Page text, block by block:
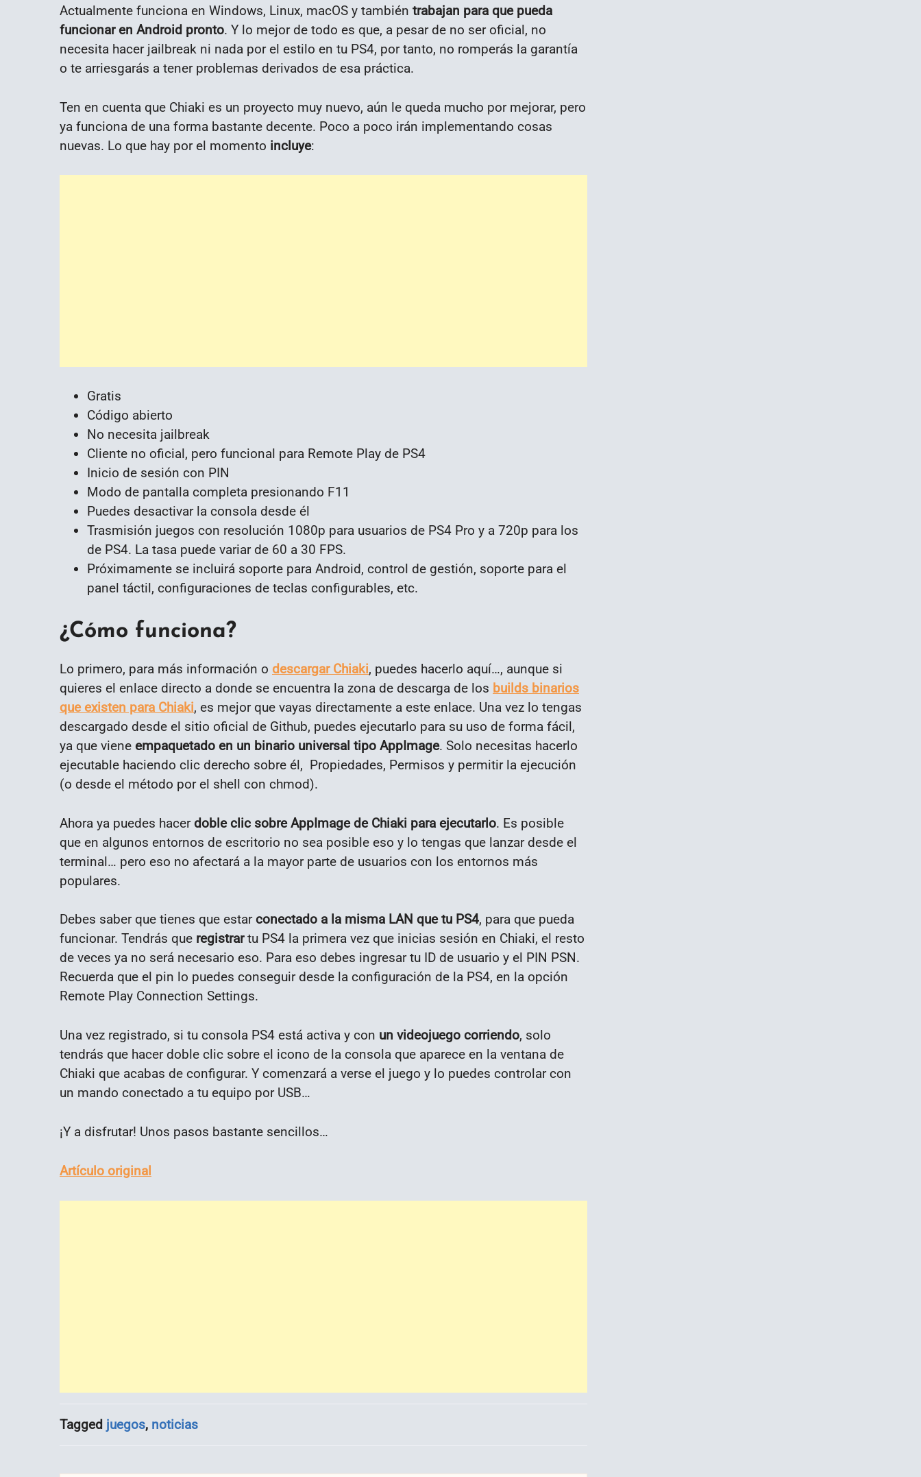
Actualmente funciona en Windows, Linux, macOS y también trabajan para que pueda
funcionar en Android pronto. Y lo mejor de todo es que, a pesar de no ser oficial, no
necesita hacer jailbreak ni nada por el estilo en tu PS4, por tanto, no romperás la garantía
o te arriesgarás a tener problemas derivados de esa práctica.
Ten en cuenta que Chiaki es un proyecto muy nuevo, aún le queda mucho por mejorar, pero
ya funciona de una forma bastante decente. Poco a poco irán implementando cosas
nuevas. Lo que hay por el momento incluye:
Gratis
Código abierto
No necesita jailbreak
Cliente no oficial, pero funcional para Remote Play de PS4
Inicio de sesión con PIN
Modo de pantalla completa presionando F11
Puedes desactivar la consola desde él
Trasmisión juegos con resolución 1080p para usuarios de PS4 Pro y a 720p para los
de PS4. La tasa puede variar de 60 a 30 FPS.
Próximamente se incluirá soporte para Android, control de gestión, soporte para el
panel táctil, configuraciones de teclas configurables, etc.
¿Cómo funciona?
Lo primero, para más información o descargar Chiaki, puedes hacerlo aquí…, aunque si
quieres el enlace directo a donde se encuentra la zona de descarga de los builds binarios
que existen para Chiaki, es mejor que vayas directamente a este enlace. Una vez lo tengas
descargado desde el sitio oficial de Github, puedes ejecutarlo para su uso de forma fácil,
ya que viene empaquetado en un binario universal tipo AppImage. Solo necesitas hacerlo
ejecutable haciendo clic derecho sobre él, Propiedades, Permisos y permitir la ejecución
(o desde el método por el shell con chmod).
Ahora ya puedes hacer doble clic sobre AppImage de Chiaki para ejecutarlo. Es posible
que en algunos entornos de escritorio no sea posible eso y lo tengas que lanzar desde el
terminal… pero eso no afectará a la mayor parte de usuarios con los entornos más
populares.
Debes saber que tienes que estarconectado a la misma LAN que tu PS4, para que pueda
funcionar. Tendrás que registrartu PS4 la primera vez que inicias sesión en Chiaki, el resto
de veces ya no será necesario eso. Para eso debes ingresar tu ID de usuario y el PIN PSN.
Recuerda que el pin lo puedes conseguir desde la configuración de la PS4, en la opción
Remote Play Connection Settings.
Una vez registrado, si tu consola PS4 está activa y con un videojuego corriendo, solo
tendrás que hacer doble clic sobre el icono de la consola que aparece en la ventana de
Chiaki que acabas de configurar. Y comenzará a verse el juego y lo puedes controlar con
un mando conectado a tu equipo por USB…
¡Y a disfrutar! Unos pasos bastante sencillos…
Artículo original
Tagged juegos, noticias